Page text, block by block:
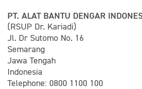
PT. ALAT BANTU DENGAR
(RSUP Dr. Kariadi)
Jl. Dr Sutomo No. 16
Semarang
Jawa Tengah
Indonesia
Telephone: 0800 1100 100